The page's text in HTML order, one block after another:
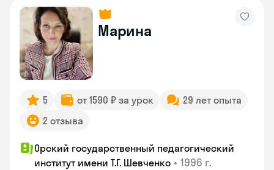
Марина
5 от 1590 ₽ за урок
29 лет опыта
2 отзыва
Орский государственный педагогический
институт имени Т.Г. Шевченко • 1996 г.